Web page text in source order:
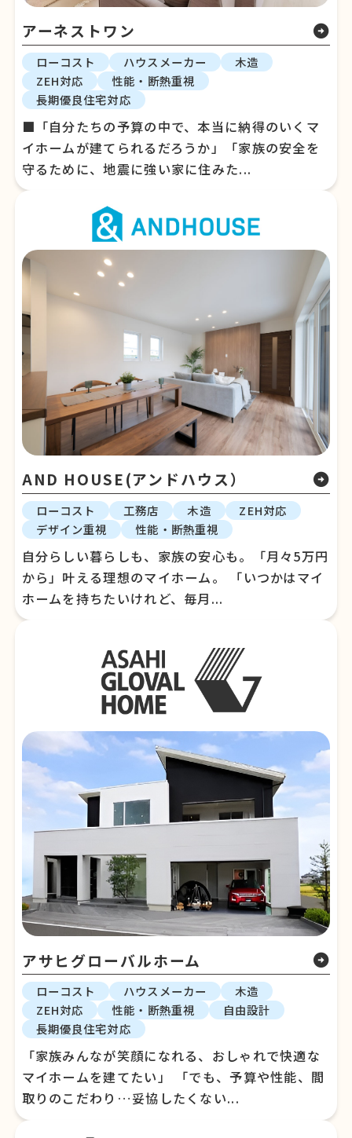
アーネストワン arrow_circle_right
ローコスト ハウスメーカー
木造
ZEH対応
性能・断熱重視
長期優良住宅対応
■「自分たちの予算の中で、本当に納得のいくマ
イホームが建てられるだろうか」「家族の安全を
守るために、地震に強い家に住みた...
AND HOUSE(アンドハウス） arrow_circle_right
ローコスト 工務店 木造
ZEH対応
デザイン重視
性能・断熱重視
自分らしい暮らしも、家族の安心も。「月々5万円
から」叶える理想のマイホーム。 「いつかはマイ
ホームを持ちたいけれど、毎月...
アサヒグローバルホーム arrow_circle_right
ローコスト ハウスメーカー
木造
ZEH対応
性能・断熱重視
自由設計
長期優良住宅対応
「家族みんなが笑顔になれる、おしゃれで快適な
マイホームを建てたい」 「でも、予算や性能、間
取りのこだわり…妥協したくない...